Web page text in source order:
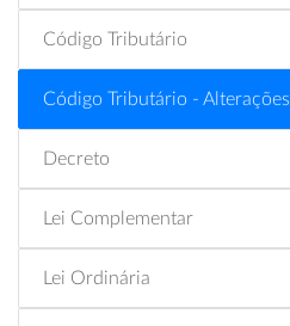
Código Tributário
Código Tributário - Alterações
Decreto
Lei Complementar
Lei Ordinária